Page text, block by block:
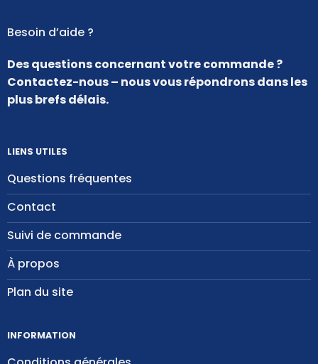
LIENS UTILES
Questions fréquentes
Contact
Suivi de commande
À propos
Plan du site
INFORMATION
Besoin d’aide ?
Des questions concernant votre commande ?
Contactez-nous – nous vous répondrons dans les
plus brefs délais.